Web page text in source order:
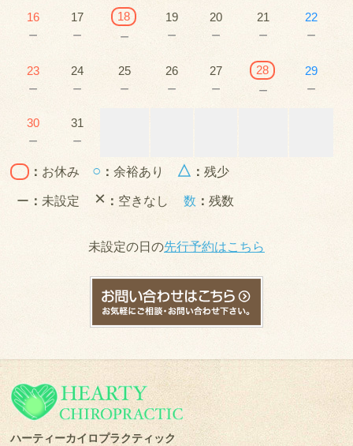
16
－
17
－
18
－
19
－
20
－
21
－
22
－
23
－
24
－
25
－
26
－
27
－
28
－
29
－
30
－
31
－
： お休み ○ ：余裕あり △ ：残少
ー ： 未設定 × ： 空きなし 数 ：残数
未設定の日の先行予約はこちら
ハーティーカイロプラクティック